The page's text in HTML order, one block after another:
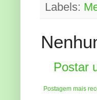
Labels:
Postar
Postagem mais